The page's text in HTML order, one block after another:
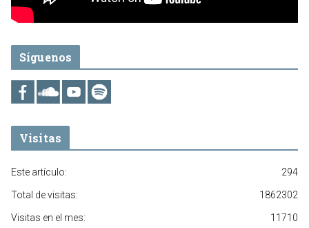
Síguenos
Visitas
294
Este artículo:
1862302
Total de visitas:
11710
Visitas en el mes: